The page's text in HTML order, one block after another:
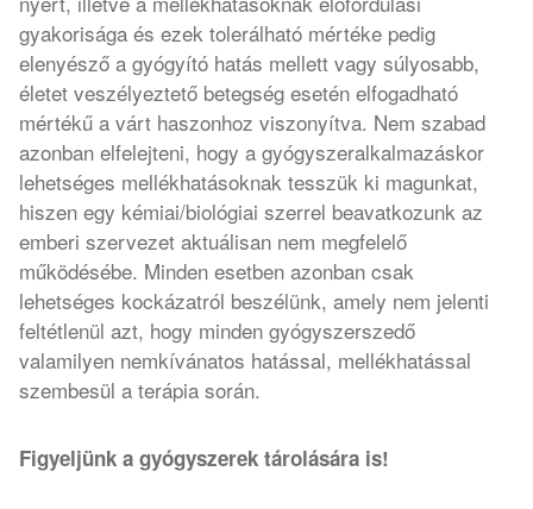
gyakorisága és ezek tolerálható mértéke pedig
elenyésző a gyógyító hatás mellett vagy súlyosabb,
életet veszélyeztető betegség esetén elfogadható
mértékű a várt haszonhoz viszonyítva. Nem szabad
azonban elfelejteni, hogy a gyógyszeralkalmazáskor
lehetséges mellékhatásoknak tesszük ki magunkat,
hiszen egy kémiai/biológiai szerrel beavatkozunk az
emberi szervezet aktuálisan nem megfelelő
működésébe. Minden esetben azonban csak
lehetséges kockázatról beszélünk, amely nem jelenti
feltétlenül azt, hogy minden gyógyszerszedő
valamilyen nemkívánatos hatással, mellékhatással
szembesül a terápia során.
Figyeljünk a gyógyszerek tárolására is!